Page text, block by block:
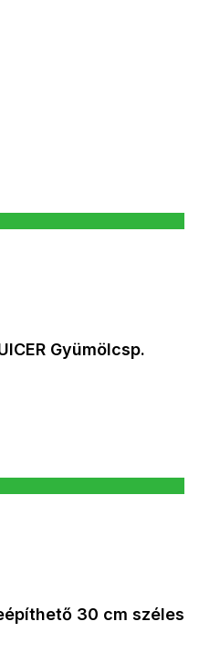
Gyümölcsp.
30 cm széles